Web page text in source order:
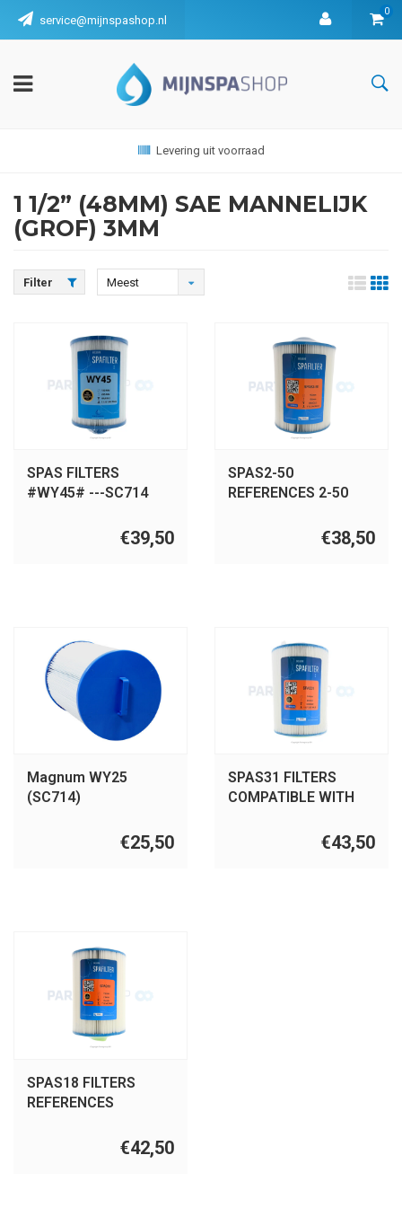
service@mijnspashop.nl
0
Levering uit voorraad
1 1/2” (48MM) SAE MANNELIJK
(GROF) 3MM
Filter
Meest
SPAS FILTERS
#WY45# ---SC714
€39,50
SPAS2-50
REFERENCES 2-50
FC-0359, 60401,€38,50
Magnum WY25
(SC714)
€25,50
SPAS31 FILTERS
COMPATIBLE WITH
€43,50
SPAS18 FILTERS
REFERENCES
47,FC-0315,SC709/
€42,50